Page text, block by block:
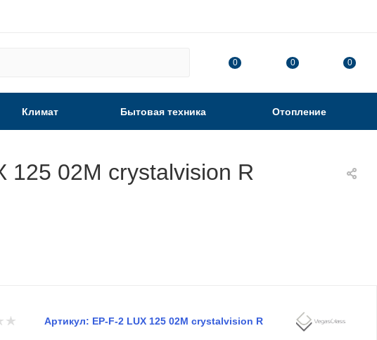
0 0 0
Климат Бытовая техника Отопление
125 02М crystalvision R
Артикул: EP-F-2 LUX 125 02М crystalvision R